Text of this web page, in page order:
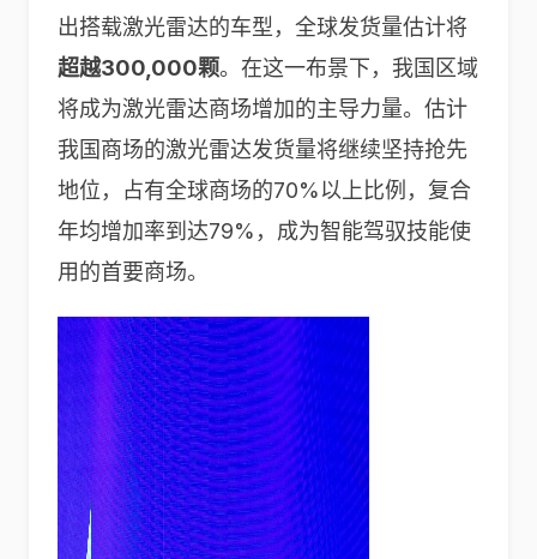
出搭载激光雷达的车型，全球发货量估计将
超越300,000颗。在这一布景下，我国区域
将成为激光雷达商场增加的主导力量。估计
我国商场的激光雷达发货量将继续坚持抢先
地位，占有全球商场的70%以上比例，复合
年均增加率到达79%，成为智能驾驭技能使
用的首要商场。